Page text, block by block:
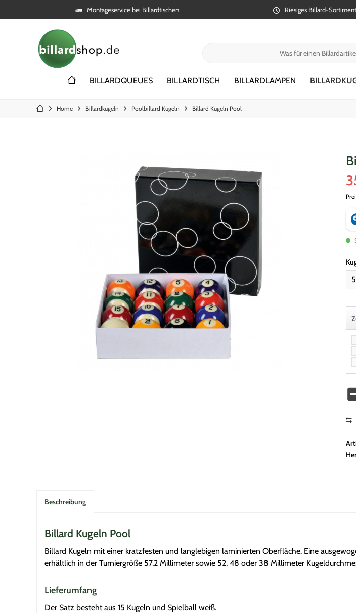
Montageservice bei Billardtischen Riesiges Billard-Sortiment
BILLARDQUEUES BILLARDTISCH BILLARDLAMPEN
Home Billardkugeln Poolbillard Kugeln Billard Kugeln Pool
Beschreibung
Billard Kugeln Pool
Billard Kugeln mit einer kratzfesten und langlebigen laminierten Oberfläche. Eine
erhältlich in der Turniergröße 57,2 Millimeter sowie 52, 48 oder 38 Millimeter
Lieferumfang
Der Satz besteht aus 15 Kugeln und Spielball weiß.